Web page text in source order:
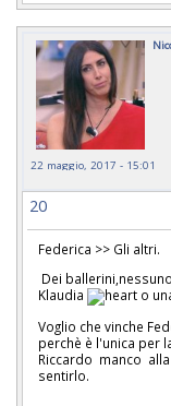
22 maggio, 2017 - 15:01
20
Federica >> Gli altri.
Dei
Klaudia
o
Voglio che vinche
perchè è l'unica per
Riccardo manco
sentirlo.